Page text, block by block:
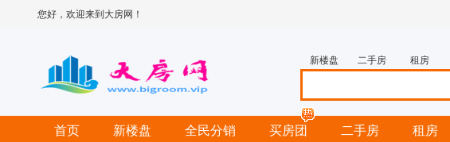
您好，欢迎来到大房网！
新楼盘 二手房 租房
首页 新楼盘 全民分销 买房团 二手房 租房